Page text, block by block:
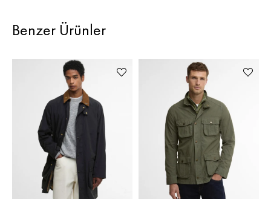
Benzer Ürünler